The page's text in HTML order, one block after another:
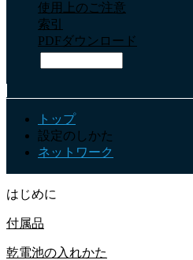
使用上のご注意
索引
PDFダウンロード
トップ
設定のしかた
ネットワーク
はじめに
付属品
乾電池の入れかた